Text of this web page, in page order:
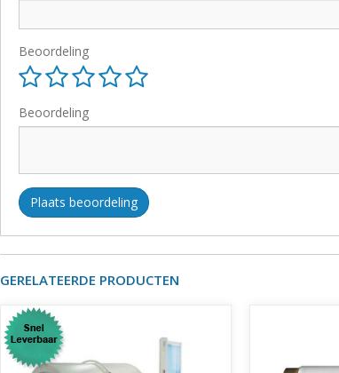
Beoordeling
Beoordeling
Plaats beoordeling
GERELATEERDE PRODUCTEN